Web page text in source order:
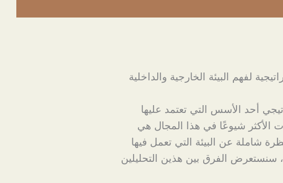
أحد الأسس التي تعتمد عليها
الأكثر شيوعًا في هذا المجال هي
شاملة عن البيئة التي تعمل فيها
سنستعرض الفرق بين هذين التحليلين